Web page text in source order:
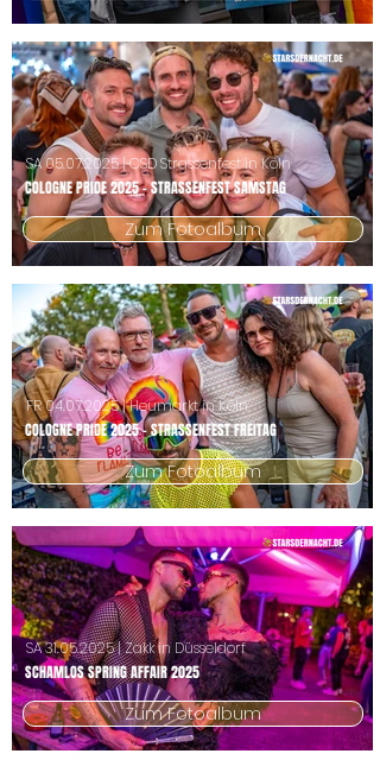
COLOGNE PRIDE 2025 - STRASSENFEST SAMSTAG
SA05.07.2025| CSD Strassenfest in Köln
Zum Fotoalbum
COLOGNE PRIDE 2025 - STRASSENFEST FREITAG
FR04.07.2025| Heumarkt in Köln
Zum Fotoalbum
SCHAMLOS SPRING AFFAIR 2025
SA31.05.2025| Zakk in Düsseldorf
Zum Fotoalbum